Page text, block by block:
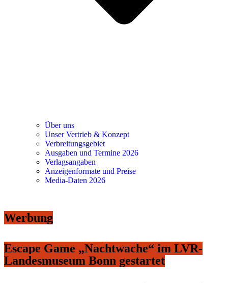
Über uns
Unser Vertrieb & Konzept
Verbreitungsgebiet
Ausgaben und Termine 2026
Verlagsangaben
Anzeigenformate und Preise
Media-Daten 2026
Werbung
Escape Game „Nachtwache“ im LVR-
Landesmuseum Bonn gestartet